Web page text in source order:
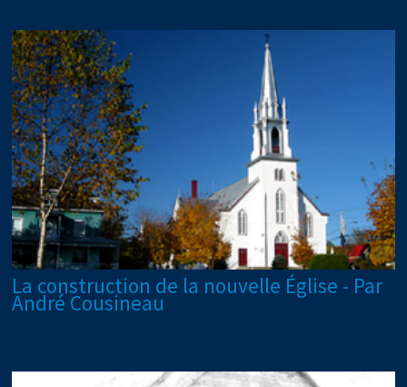
La construction de la nouvelle Église - Par
André Cousineau